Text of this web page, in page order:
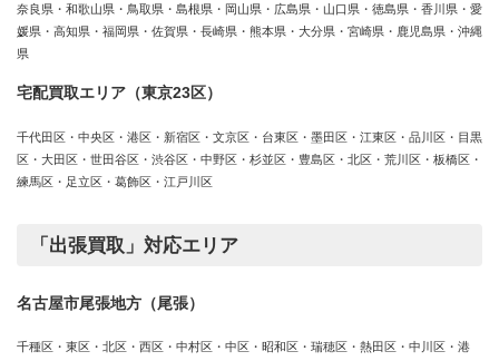
奈良県・和歌山県・鳥取県・島根県・岡山県・広島県・山口県・徳島県・香川県・愛
媛県・高知県・福岡県・佐賀県・長崎県・熊本県・大分県・宮崎県・鹿児島県・沖縄
県
宅配買取エリア（東京23区）
千代田区・中央区・港区・新宿区・文京区・台東区・墨田区・江東区・品川区・目黒
区・大田区・世田谷区・渋谷区・中野区・杉並区・豊島区・北区・荒川区・板橋区・
練馬区・足立区・葛飾区・江戸川区
「出張買取」対応エリア
名古屋市尾張地方（尾張）
千種区・東区・北区・西区・中村区・中区・昭和区・瑞穂区・熱田区・中川区・港